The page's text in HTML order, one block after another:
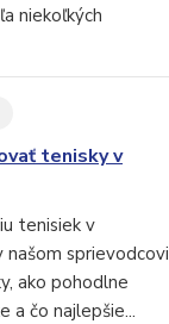
niekoľkých
tenisky v
tenisiek v
našom sprievodcovi
ako pohodlne
a čo najlepšie...